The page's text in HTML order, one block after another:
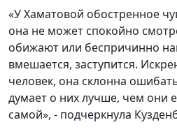
«У Хаматовой обостренное
она не может спокойно
обижают или беспричинно
вмешается, заступится.
человек, она склонна
думает о них лучше, чем они
самой», - подчеркнула